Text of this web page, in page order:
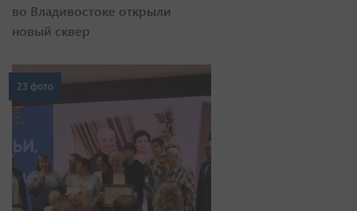
во Владивостоке открыли
новый сквер
23 фото